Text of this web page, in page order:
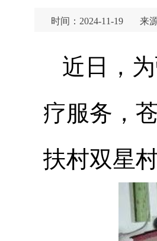
时间：2024-11-19 来
近日，
疗服务，
扶村双星